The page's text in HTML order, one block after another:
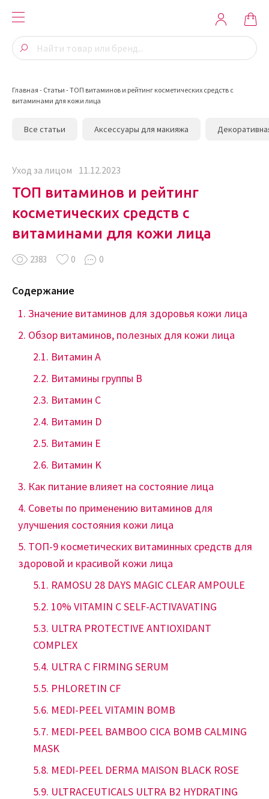
Главная - Статьи -ТОП витаминов и рейтинг косметических средств с
витаминами для кожи лица
Все статьи Аксессуары для макияжа
Уход за лицом 11.12.2023
2383 0 0
ТОП витаминов и рейтинг
косметических средств с
витаминами для кожи лица
Содержание
Значение витаминов для здоровья кожи лица
Обзор витаминов, полезных для кожи лица
Витамин А
Витамины группы B
Витамин C
Витамин D
Витамин E
Витамин K
Как питание влияет на состояние лица
Советы по применению витаминов для
улучшения состояния кожи лица
ТОП-9 косметических витаминных средств для
здоровой и красивой кожи лица
RAMOSU 28 DAYS MAGIC CLEAR AMPOULE
10% VITAMIN C SELF-ACTIVAVATING
ULTRA PROTECTIVE ANTIOXIDANT
COMPLEX
ULTRA C FIRMING SERUM
PHLORETIN CF
MEDI-PEEL VITAMIN BOMB
MEDI-PEEL BAMBOO CICA BOMB CALMING
MASK
MEDI-PEEL DERMA MAISON BLACK ROSE
ULTRACEUTICALS ULTRA B2 HYDRATING